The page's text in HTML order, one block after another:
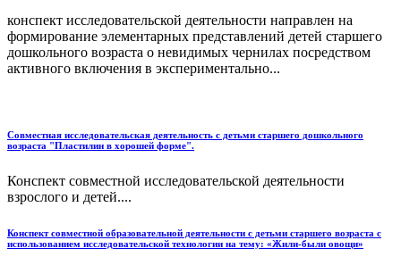
конспект исследовательской деятельности направлен на
формирование элементарных представлений детей старшего
дошкольного возраста о невидимых чернилах посредством
активного включения в экспериментально...
Совместная исследовательская деятельность с детьми старшего дошкольного
возраста "Пластилин в хорошей форме".
Конспект совместной исследовательской деятельности
взрослого и детей....
Конспект совместной образовательной деятельности с детьми старшего возраста с
использованием исследовательской технологии на тему: «Жили-были овощи»